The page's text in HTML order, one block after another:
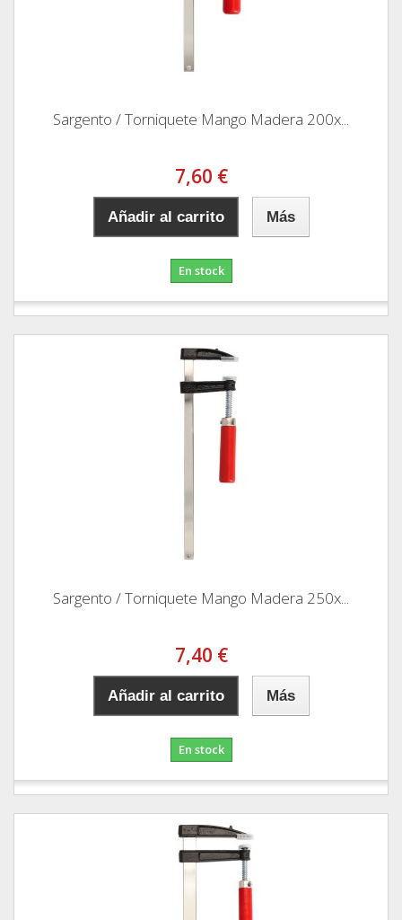
Sargento / Torniquete Mango Madera 200x...
7,60 €
Añadir al carrito Más
En stock
Sargento / Torniquete Mango Madera 250x...
7,40 €
Añadir al carrito Más
En stock